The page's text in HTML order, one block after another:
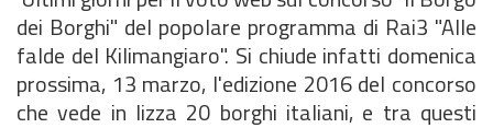
dei Borghi" del popolare programma di Rai3 "Alle
falde del Kilimangiaro". Si chiude infatti domenica
prossima, 13 marzo, l'edizione 2016 del concorso
che vede in lizza 20 borghi italiani, e tra questi